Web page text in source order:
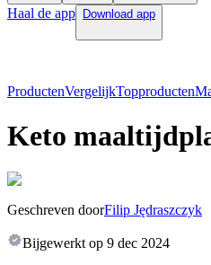
Haal de app Download app
ProductenVergelijkTopproducten
Keto
Geschreven doorFilip Jędraszczyk
Bijgewerkt op 9 dec 2024